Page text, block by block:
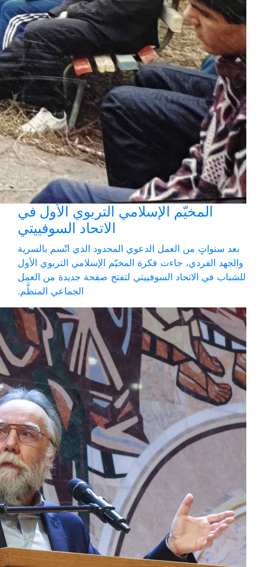
المخيّم الإسلامي التربوي الأول في
الاتحاد السوفييتي
بعد سنواتٍ من العمل الدعوي المحدود الذي اتّسم بالسرية
والجهد الفردي، جاءت فكرة المخيّم الإسلامي التربوي الأول
للشباب في الاتحاد السوفييتي لتفتح صفحة جديدة من العمل
الجماعي المنظَّم.